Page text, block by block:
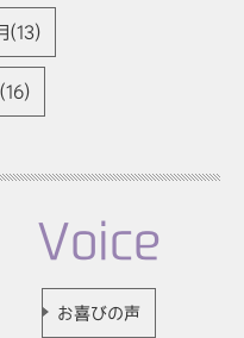
(13)
Voice
お喜びの声